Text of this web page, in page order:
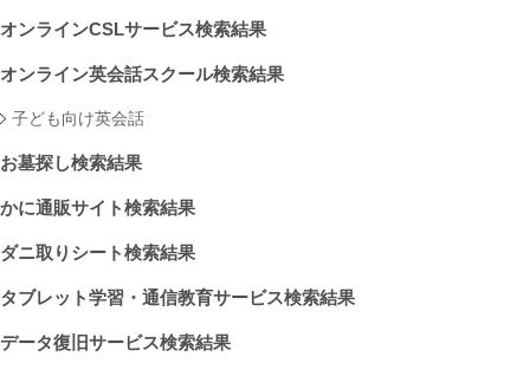
オンラインCSLサービス検索結果
オンライン英会話スクール検索結果
子ども向け英会話
お墓探し検索結果
かに通販サイト検索結果
ダニ取りシート検索結果
タブレット学習・通信教育サービス検索結果
データ復旧サービス検索結果